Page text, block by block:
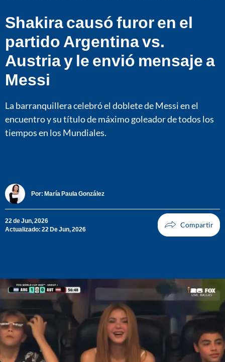
Shakira causó furor en el
partido Argentina vs.
Austria y le envió mensaje a
Messi
La barranquillera celebró el doblete de Messi en el
encuentro y su título de máximo goleador de todos los
tiempos en los Mundiales.
Por: María Paula González
22 de Jun, 2026
Actualizado: 22 De Jun, 2026